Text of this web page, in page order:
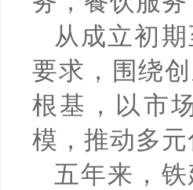
从成立初
要求，围绕
根基，以市
模，推动多
五年来，